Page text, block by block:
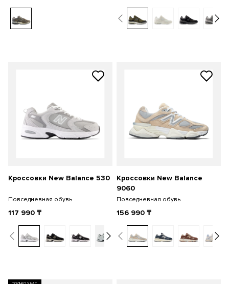
Кроссовки New Balance 530
Повседневная обувь
117 990 ₸
Кроссовки New Balance
9060
Повседневная обувь
156 990 ₸